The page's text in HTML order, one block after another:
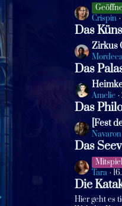
z
t
e
e
i
t
r
ä
g
e
L
e
t
z
t
e
e
i
t
r
ä
g
e
Crispin
Das
L
e
t
z
t
e
e
i
t
r
ä
g
e
Zirkus
Das
L
e
t
z
t
e
e
i
t
r
Amelie
Das
L
e
t
z
t
e
B
Navaron
Das
L
e
t
z
Tara
Die
Hier geht es